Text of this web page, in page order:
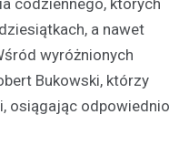
codziennego, których
a nawet
wyróżnionych
Bukowski, którzy
osiągając odpowiednio